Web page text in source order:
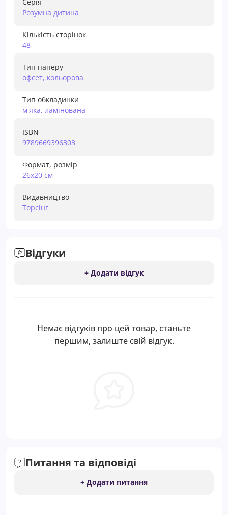
Розумна дитина
Кількість сторінок
48
Тип паперу
офсет, кольорова
Тип обкладинки
м'яка, ламінована
ISBN
9789669396303
Формат, розмір
26х20 см
Видавництво
Торсiнг
Відгуки
+ Додати відгук
Немає відгуків про цей товар, станьте
першим, залиште свій відгук.
Питання та відповіді
+ Додати питання